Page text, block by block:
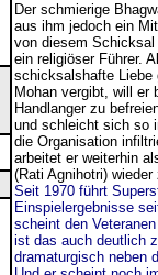
Der schmierige
aus ihm jedoch ein
von diesem
ein religiöser Führer.
schicksalshafte Liebe
Mohan vergibt, will er
Handlanger zu
und schleicht sich so
die Organisation
arbeitet er weiterhin
(Rati Agnihotri)
Seit 1970 führt
Einspielergebnisse
scheint den
ist das auch deutlich
dramaturgisch neben